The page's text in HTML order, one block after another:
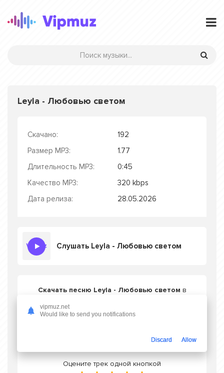
Leyla - Любовью светом
Скачано:
192
Размер MP3:
1.77
Длительность MP3:
0:45
Качество MP3:
320 kbps
Дата релиза:
28.05.2026
Слушать Leyla - Любовью светом
Скачать песню Leyla - Любовью светом в
Оцените трек одной кнопкой
vipmuz.net
Would like to send you notifications
Discard Allow